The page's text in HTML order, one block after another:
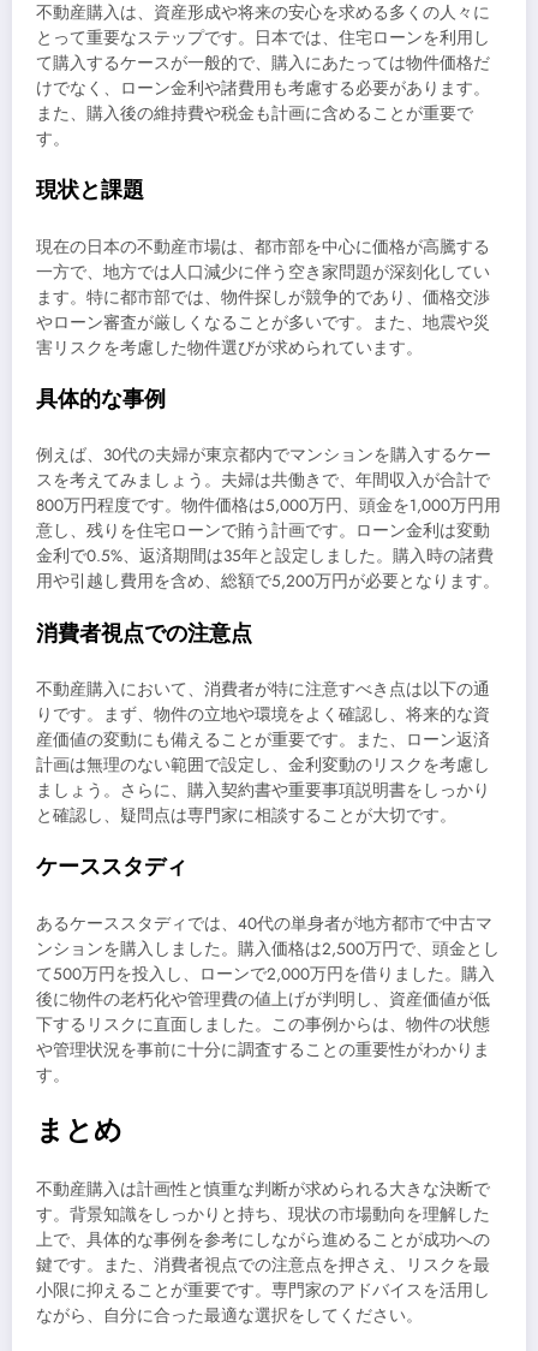
不動産購入は、資産形成や将来の安心を求める多くの人々に
とって重要なステップです。日本では、住宅ローンを利用し
て購入するケースが一般的で、購入にあたっては物件価格だ
けでなく、ローン金利や諸費用も考慮する必要があります。
また、購入後の維持費や税金も計画に含めることが重要で
す。
現状と課題
現在の日本の不動産市場は、都市部を中心に価格が高騰する
一方で、地方では人口減少に伴う空き家問題が深刻化してい
ます。特に都市部では、物件探しが競争的であり、価格交渉
やローン審査が厳しくなることが多いです。また、地震や災
害リスクを考慮した物件選びが求められています。
具体的な事例
例えば、30代の夫婦が東京都内でマンションを購入するケー
スを考えてみましょう。夫婦は共働きで、年間収入が合計で
800万円程度です。物件価格は5,000万円、頭金を1,000万円用
意し、残りを住宅ローンで賄う計画です。ローン金利は変動
金利で0.5%、返済期間は35年と設定しました。購入時の諸費
用や引越し費用を含め、総額で5,200万円が必要となります。
消費者視点での注意点
不動産購入において、消費者が特に注意すべき点は以下の通
りです。まず、物件の立地や環境をよく確認し、将来的な資
産価値の変動にも備えることが重要です。また、ローン返済
計画は無理のない範囲で設定し、金利変動のリスクを考慮し
ましょう。さらに、購入契約書や重要事項説明書をしっかり
と確認し、疑問点は専門家に相談することが大切です。
ケーススタディ
あるケーススタディでは、40代の単身者が地方都市で中古マ
ンションを購入しました。購入価格は2,500万円で、頭金とし
て500万円を投入し、ローンで2,000万円を借りました。購入
後に物件の老朽化や管理費の値上げが判明し、資産価値が低
下するリスクに直面しました。この事例からは、物件の状態
や管理状況を事前に十分に調査することの重要性がわかりま
す。
まとめ
不動産購入は計画性と慎重な判断が求められる大きな決断で
す。背景知識をしっかりと持ち、現状の市場動向を理解した
上で、具体的な事例を参考にしながら進めることが成功への
鍵です。また、消費者視点での注意点を押さえ、リスクを最
小限に抑えることが重要です。専門家のアドバイスを活用し
ながら、自分に合った最適な選択をしてください。